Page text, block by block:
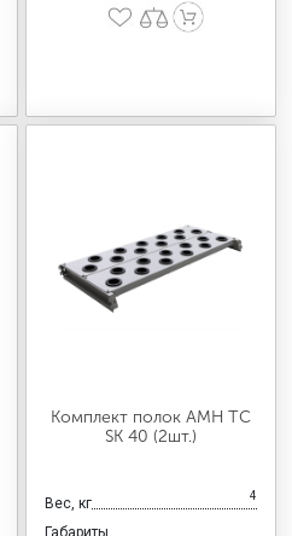
Комплект полок AMH TC
SK 40 (2шт.)
Вес, кг 4